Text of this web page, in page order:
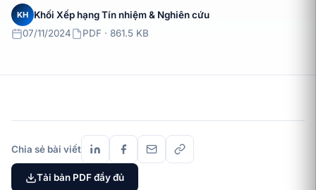
KH
Khối Xếp hạng Tín nhiệm & Nghiên cứu
07/11/2024
PDF · 861.5 KB
Chia sẻ bài viết
Tải bản PDF đầy đủ